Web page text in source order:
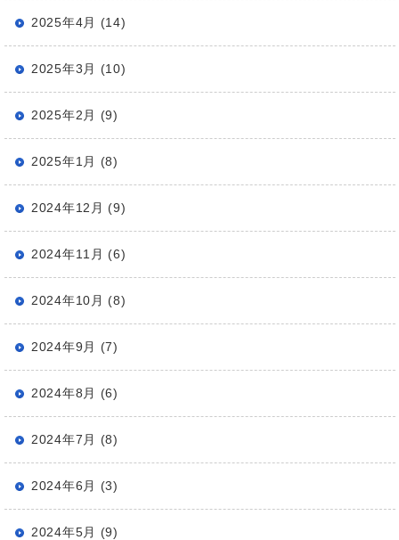
2025年4月 (14)
2025年3月 (10)
2025年2月 (9)
2025年1月 (8)
2024年12月 (9)
2024年11月 (6)
2024年10月 (8)
2024年9月 (7)
2024年8月 (6)
2024年7月 (8)
2024年6月 (3)
2024年5月 (9)